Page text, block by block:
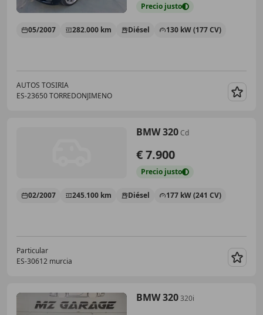
Precio justo
05/2007 282.000 km Diésel 130 kW (177 CV)
AUTOS TOSIRIA
ES-23650 TORREDONJIMENO
BMW 320Cd
€ 7.900
Precio justo
02/2007 245.100 km Diésel 177 kW (241 CV)
Particular
ES-30612 murcia
BMW 320320i